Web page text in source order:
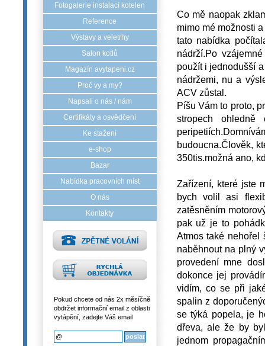
Fotogalerie instalací kotelen
Reference
Výstavy a veletrhy
Salon kotlů
Magazín avytapeni.cz
Proč vy a my?
Napsali o nás / nám
Certifikáty a osvědčení
Ke stažení
e-shop
Bazar
Nabídka pracovních míst
O nás
Kontakty
Pokud chcete od nás 2x měsíčně
obdržet informační email z oblasti
vytápění, zadejte Váš email
Co mě naopak
mimo mé možnosti
tato nabídka
nádrží.Po
použít i jednodušší
nádržemi, nu a
ACV zůstal.
Píšu Vám to proto,
stropech
budoucna.Člověk,
350tis.možná ano,
Zařízení, které jste
bych volil asi
zatěsněním
pak už je to
Atmos také
naběhnout na plný
provedení mne
dokonce jej
vidím, co se při
spalin z
se týká popela, je
dřeva, ale že by
jednom